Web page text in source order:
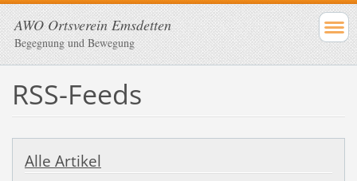
AWO Ortsverein Emsdetten
Begegnung und Bewegung
RSS-Feeds
Alle Artikel